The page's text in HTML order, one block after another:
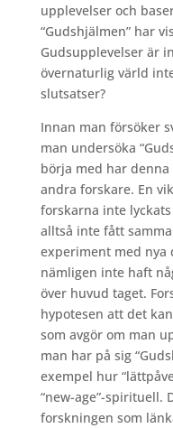
upplevelser och
“Gudshjälmen” har
Gudsupplevelser är
övernaturlig värld
slutsatser?
Innan man försöker
man undersöka
börja med har
andra forskare. En
forskarna inte
alltså inte fått
experiment med nya
nämligen inte haft
över huvud taget.
hypotesen att det
som avgör om man
man har på sig
exempel hur
“new-age”-spirituell.
forskningen som